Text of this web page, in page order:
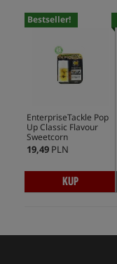
Bestseller!
EnterpriseTackle Pop
Up Classic Flavour
Sweetcorn
19,49 PLN
KUP